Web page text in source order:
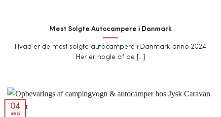
Mest Solgte Autocampere i Danmark
Hvad er de mest solgte autocampere i Danmark anno 2024
Her er nogle af de [...]
04
sep